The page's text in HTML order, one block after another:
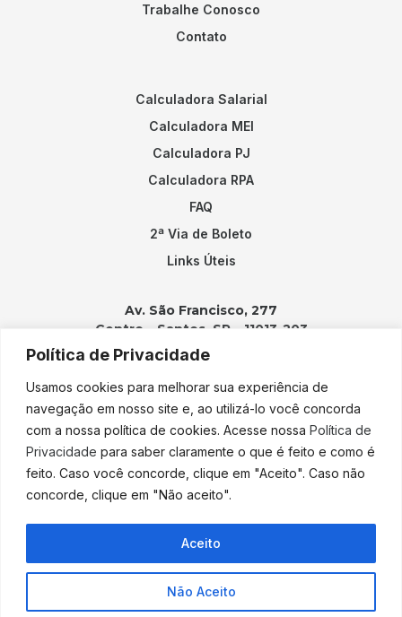
Política de Privacidade
Usamos cookies para melhorar sua experiência de
navegação em nosso site e, ao utilizá-lo você concorda
com a nossa política de cookies. Acesse nossa Política de
Privacidade para saber claramente o que é feito e como é
feito. Caso você concorde, clique em "Aceito". Caso não
concorde, clique em "Não aceito".
Não Aceito
Aceito
Trabalhe Conosco
Contato
Calculadora Salarial
Calculadora MEI
Calculadora PJ
Calculadora RPA
FAQ
2ª Via de Boleto
Links Úteis
Av. São Francisco, 277
Centro – Santos, SP – 11013-203
Contatos:
(13) 3202-2100
adicao@adicao.com.br
lgpd@adicao.com.br
Copyright © 2023 Adição. Todos os direitos reservados. Desenvolvido